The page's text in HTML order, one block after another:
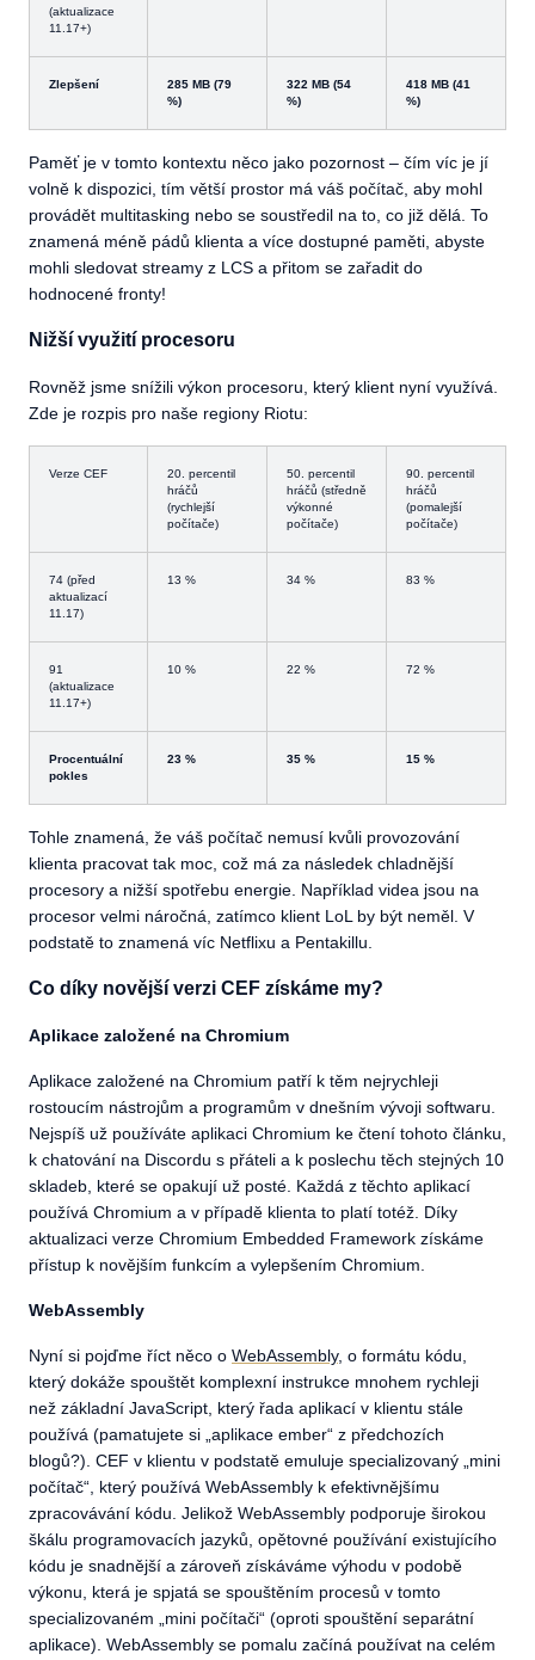
(aktualizace
11.17+)
Zlepšení
285 MB (79
%)
322 MB (54
%)
418 MB (41
%)
Paměť je v tomto kontextu něco jako pozornost – čím víc je jí
volně k dispozici, tím větší prostor má váš počítač, aby mohl
provádět multitasking nebo se soustředil na to, co již dělá. To
znamená méně pádů klienta a více dostupné paměti, abyste
mohli sledovat streamy z LCS a přitom se zařadit do
hodnocené fronty!
Nižší využití procesoru
Rovněž jsme snížili výkon procesoru, který klient nyní využívá.
Zde je rozpis pro naše regiony Riotu:
Verze CEF
20. percentil
hráčů
(rychlejší
počítače)
50. percentil
hráčů (středně
výkonné
počítače)
90. percentil
hráčů
(pomalejší
počítače)
74 (před
aktualizací
11.17)
13 % 34 % 83 %
91
(aktualizace
11.17+)
10 % 22 % 72 %
Procentuální
pokles
23 % 35 % 15 %
Tohle znamená, že váš počítač nemusí kvůli provozování
klienta pracovat tak moc, což má za následek chladnější
procesory a nižší spotřebu energie. Například videa jsou na
procesor velmi náročná, zatímco klient LoL by být neměl. V
podstatě to znamená víc Netflixu a Pentakillu.
Co díky novější verzi CEF získáme my?
Aplikace založené na Chromium
Aplikace založené na Chromium patří k těm nejrychleji
rostoucím nástrojům a programům v dnešním vývoji softwaru.
Nejspíš už používáte aplikaci Chromium ke čtení tohoto článku,
k chatování na Discordu s přáteli a k poslechu těch stejných 10
skladeb, které se opakují už posté. Každá z těchto aplikací
používá Chromium a v případě klienta to platí totéž. Díky
aktualizaci verze Chromium Embedded Framework získáme
přístup k novějším funkcím a vylepšením Chromium.
WebAssembly
Nyní si pojďme říct něco o WebAssembly, o formátu kódu,
který dokáže spouštět komplexní instrukce mnohem rychleji
než základní JavaScript, který řada aplikací v klientu stále
používá (pamatujete si „aplikace ember“ z předchozích
blogů?). CEF v klientu v podstatě emuluje specializovaný „mini
počítač“, který používá WebAssembly k efektivnějšímu
zpracovávání kódu. Jelikož WebAssembly podporuje širokou
škálu programovacích jazyků, opětovné používání existujícího
kódu je snadnější a zároveň získáváme výhodu v podobě
výkonu, která je spjatá se spouštěním procesů v tomto
specializovaném „mini počítači“ (oproti spouštění separátní
aplikace). WebAssembly se pomalu začíná používat na celém